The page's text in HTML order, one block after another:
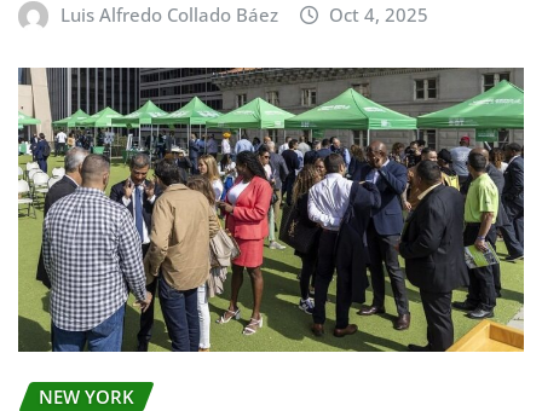
Luis Alfredo Collado Báez Oct 4, 2025
NEW YORK